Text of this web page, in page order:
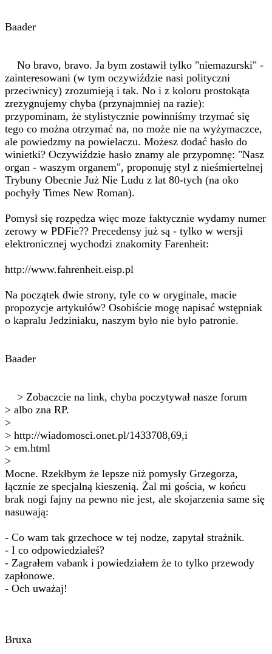
Baader
No bravo, bravo. Ja bym zostawił tylko "niemazurski" -
zainteresowani (w tym oczywiździe nasi polityczni
przeciwnicy) zrozumieją i tak. No i z koloru prostokąta
zrezygnujemy chyba (przynajmniej na razie):
przypominam, że stylistycznie powinniśmy trzymać się
tego co można otrzymać na, no może nie na wyżymaczce,
ale powiedzmy na powielaczu. Możesz dodać hasło do
winietki? Oczywiździe hasło znamy ale przypomnę: "Nasz
organ - waszym organem", proponuję styl z nieśmiertelnej
Trybuny Obecnie Już Nie Ludu z lat 80-tych (na oko
pochyły Times New Roman).
Pomysł się rozpędza więc moze faktycznie wydamy numer
zerowy w PDFie?? Precedensy już są - tylko w wersji
elektronicznej wychodzi znakomity Farenheit:
http://www.fahrenheit.eisp.pl
Na początek dwie strony, tyle co w oryginale, macie
propozycje artykułów? Osobiście mogę napisać wstępniak
o kapralu Jedziniaku, naszym było nie było patronie.
Baader
> Zobaczcie na link, chyba poczytywał nasze forum
> albo zna RP.
>
> http://wiadomosci.onet.pl/1433708,69,i
> em.html
>
Mocne. Rzekłbym że lepsze niż pomysły Grzegorza,
łącznie ze specjalną kieszenią. Żal mi gościa, w końcu
brak nogi fajny na pewno nie jest, ale skojarzenia same się
nasuwają:
- Co wam tak grzechoce w tej nodze, zapytał strażnik.
- I co odpowiedziałeś?
- Zagrałem vabank i powiedziałem że to tylko przewody
zapłonowe.
- Och uważaj!
Bruxa